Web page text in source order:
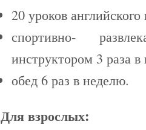
20 уроков
спортивно-
инструктором 3 раза
обед 6 раз в неделю.
Для взрослых: